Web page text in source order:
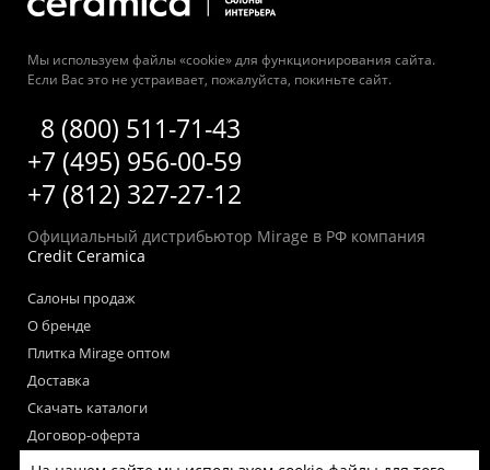
Мы используем файлы «cookie» для функционирования сайта.
Если Вас это не устраивает, пожалуйста, покиньте сайт.
8 (800) 511-71-43
+7 (495) 956-00-59
+7 (812) 327-27-12
Официальный дистрибьютор Mirage в РФ компания
Credit Ceramica
Салоны продаж
О бренде
Плитка Mirage оптом
Доставка
Скачать каталоги
Договор-оферта
Пользовательское соглашение